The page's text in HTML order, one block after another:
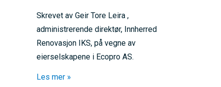
Skrevet av Geir Tore Leira ,
administrerende direktør, Innherred
Renovasjon IKS, på vegne av
eierselskapene i Ecopro AS.
Les mer »